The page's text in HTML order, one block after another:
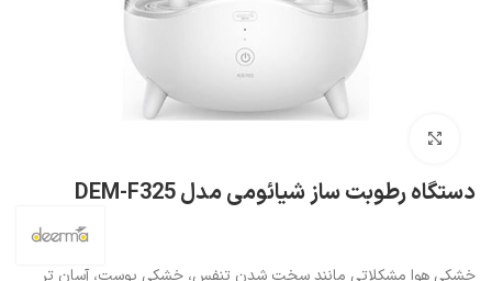
دستگاه رطوبت ساز شیائومی مدل DEM-F325